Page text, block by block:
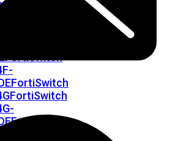
FortiSwitch
FortiSwitch
FortiSwitch